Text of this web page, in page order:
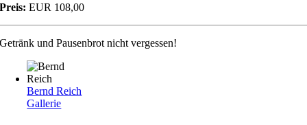
Preis: EUR 108,00
Getränk und Pausenbrot nicht vergessen!
Bernd Reich
Gallerie